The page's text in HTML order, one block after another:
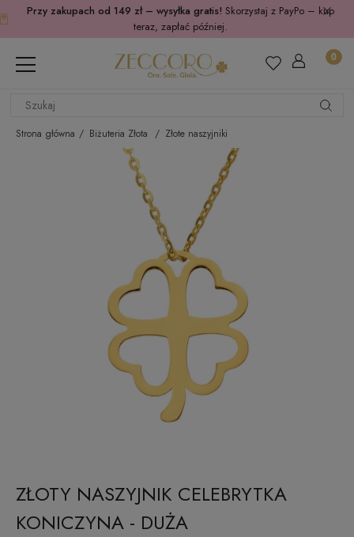
Przy zakupach od 149 zł – wysyłka gratis! Skorzystaj z PayPo – kup
teraz, zapłać później.
Strona główna Biżuteria Złota Złote naszyjniki
ZŁOTY NASZYJNIK CELEBRYTKA
KONICZYNA - DUŻA